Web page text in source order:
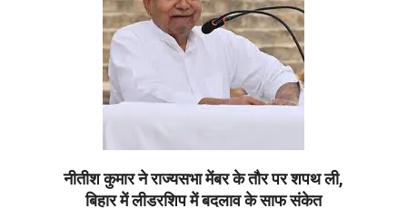
नीतीश कुमार ने राज्यसभा मेंबर के तौर पर शपथ ली,
बिहार में लीडरशिप में बदलाव के साफ संकेत